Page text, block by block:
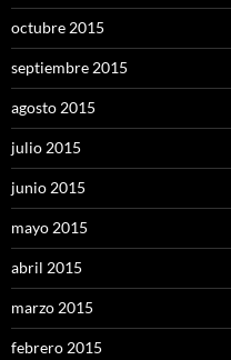
octubre 2015
septiembre 2015
agosto 2015
julio 2015
junio 2015
mayo 2015
abril 2015
marzo 2015
febrero 2015